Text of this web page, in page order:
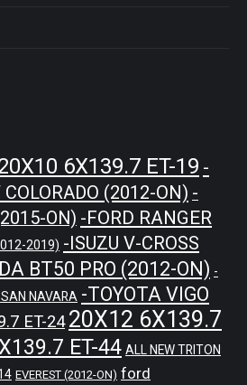
6X139.7 ET-19 -
(2012-ON) -
ON) -FORD RANGER
2019) -ISUZU V-CROSS
BT50 PRO (2012-ON) -
NAVARA -TOYOTA VIGO
ET-24 20X12 6X139.7
ET-44 ALL NEW TRITON
EVEREST (2012-ON) ford